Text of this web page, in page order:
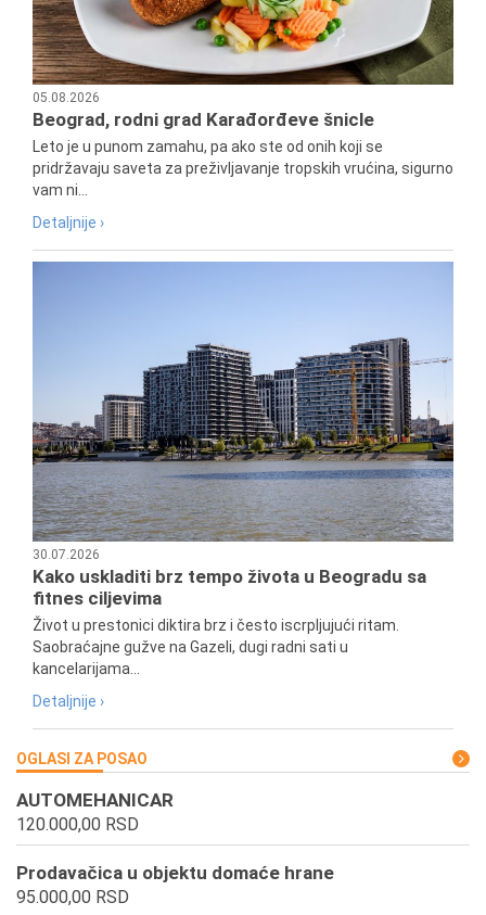
05.08.2026
Beograd, rodni grad Karađorđeve šnicle
Leto je u punom zamahu, pa ako ste od onih koji se
pridržavaju saveta za preživljavanje tropskih vrućina, sigurno
vam ni...
Detaljnije ›
30.07.2026
Kako uskladiti brz tempo života u Beogradu sa
fitnes ciljevima
Život u prestonici diktira brz i često iscrpljujući ritam.
Saobraćajne gužve na Gazeli, dugi radni sati u
kancelarijama...
Detaljnije ›
OGLASI ZA POSAO
AUTOMEHANICAR
120.000,00 RSD
Prodavačica u objektu domaće hrane
95.000,00 RSD